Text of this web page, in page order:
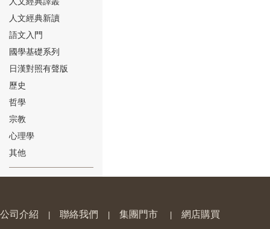
⑱
人文經典新讀
語文入門
國學基礎系列
日漢對照有聲版
歷史
哲學
宗教
心理學
其他
公司介紹 聯絡我們 集團門市 網店購買